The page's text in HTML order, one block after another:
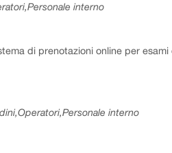
interno
di prenotazioni online per
interno